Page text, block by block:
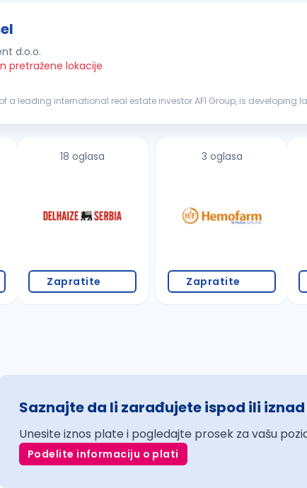
d.o.o.
pretražene lokacije
a leading international real estate investor AFI Group, is
18 oglasa
Zapratite
3 oglasa
Zapratite
Saznajte da li zarađujete ispod ili
Unesite iznos plate i pogledajte prosek za vašu
Podelite informaciju o plati